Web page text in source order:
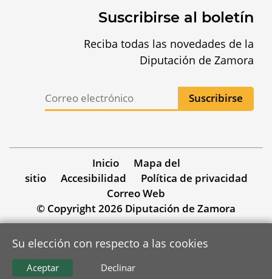
Suscribirse al boletín
Reciba todas las novedades de la
Diputación de Zamora
Inicio
Mapa del
sitio
Accesibilidad
Política de privacidad
Correo Web
© Copyright 2026 Diputación de Zamora
Su elección con respecto a las cookies
Declinar
Aceptar